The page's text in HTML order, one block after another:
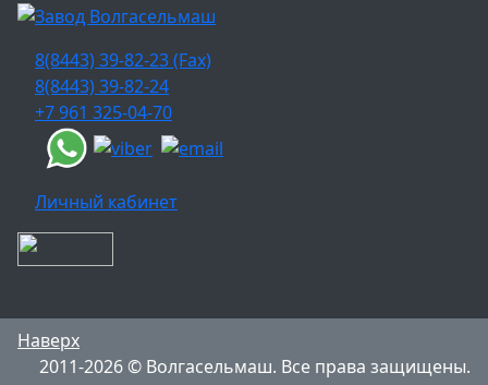
8(8443) 39-82-23 (Fax)
8(8443) 39-82-24
+7 961 325-04-70
Личный кабинет
Наверх
2011-2026 © Волгасельмаш. Все права защищены.